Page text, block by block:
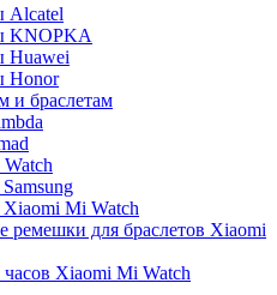
Alcatel
KNOPKA
Huawei
Honor
и браслетам
Xiaomi Mi Watch
ремешки для браслетов Xiaomi
Xiaomi Mi Watch